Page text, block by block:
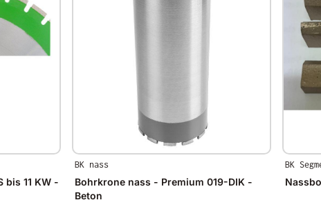
bis 11 KW -
BK nass
Bohrkrone nass - Premium 019-DIK -
Beton
BK